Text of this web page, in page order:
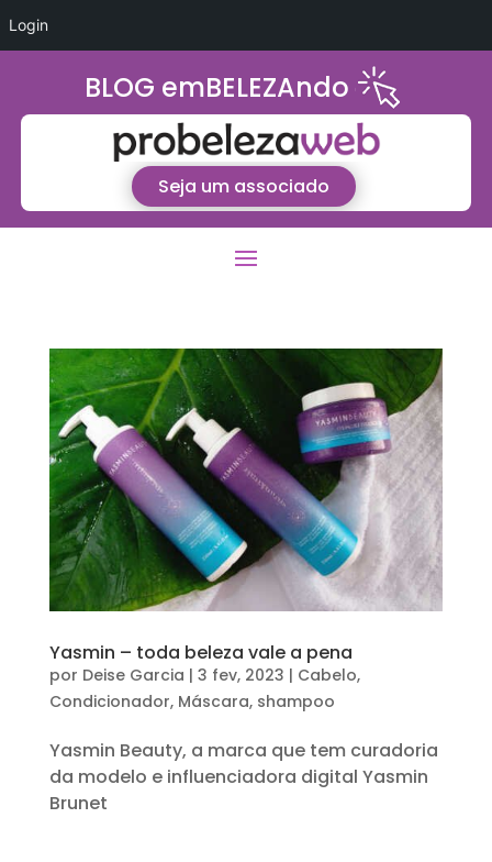
BLOG emBELEZAndo
Seja um associado
Yasmin – toda beleza vale a pena
por Deise Garcia | 3 fev, 2023 | Cabelo,
Condicionador, Máscara, shampoo
Yasmin Beauty, a marca que tem curadoria
da modelo e influenciadora digital Yasmin
Brunet
Login